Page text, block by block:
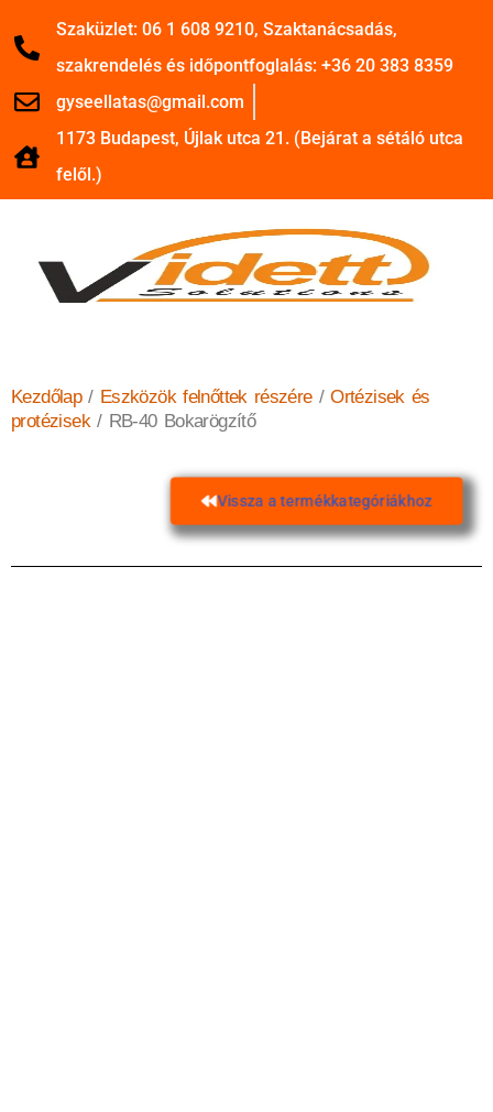
Szaküzlet: 06 1 608 9210, Szaktanácsadás,
szakrendelés és időpontfoglalás: +36 20 383 8359
gyseellatas@gmail.com
1173 Budapest, Újlak utca 21. (Bejárat a sétáló utca
felől.)
Kezdőlap/ Eszközök felnőttek részére/Ortézisek és
protézisek/ RB-40 Bokarögzítő
Vissza a termékkategóriákhoz